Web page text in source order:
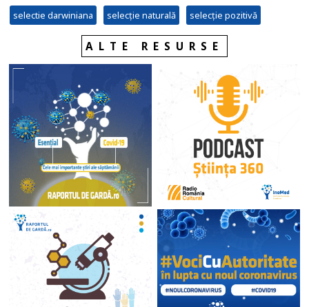
selectie darwiniana selecție naturală selecție pozitivă
ALTE RESURSE